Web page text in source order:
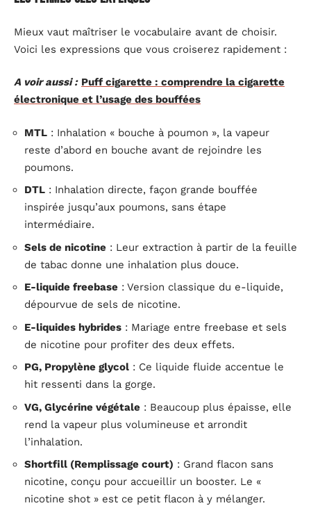
Mieux vaut maîtriser le vocabulaire avant de choisir.
Voici les expressions que vous croiserez rapidement :
A voir aussi : Puff cigarette : comprendre la cigarette
électronique et l’usage des bouffées
MTL : Inhalation « bouche à poumon », la vapeur
reste d’abord en bouche avant de rejoindre les
poumons.
DTL : Inhalation directe, façon grande bouffée
inspirée jusqu’aux poumons, sans étape
intermédiaire.
Sels de nicotine : Leur extraction à partir de la feuille
de tabac donne une inhalation plus douce.
E-liquide freebase : Version classique du e-liquide,
dépourvue de sels de nicotine.
E-liquides hybrides : Mariage entre freebase et sels
de nicotine pour profiter des deux effets.
PG, Propylène glycol : Ce liquide fluide accentue le
hit ressenti dans la gorge.
VG, Glycérine végétale : Beaucoup plus épaisse, elle
rend la vapeur plus volumineuse et arrondit
l’inhalation.
Shortfill (Remplissage court) : Grand flacon sans
nicotine, conçu pour accueillir un booster. Le «
nicotine shot » est ce petit flacon à y mélanger.